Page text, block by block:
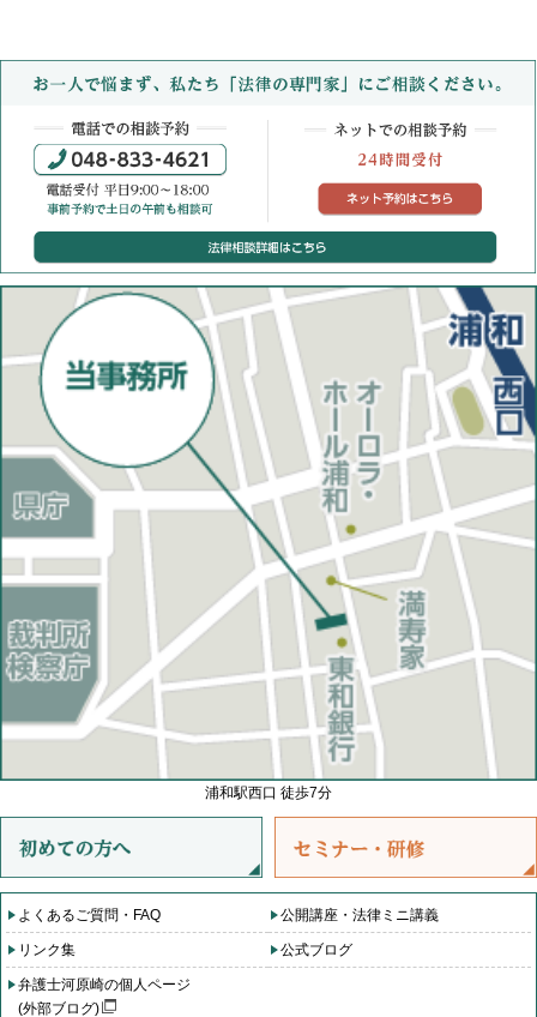
電話での相談予約：048-833-4621（平日
法律
浦和駅西口 徒歩7分
よくあるご質問・FAQ 公開講座・法律ミニ講義
リンク集 公式ブログ
弁護士河原崎の個人ページ
(外部ブログ)